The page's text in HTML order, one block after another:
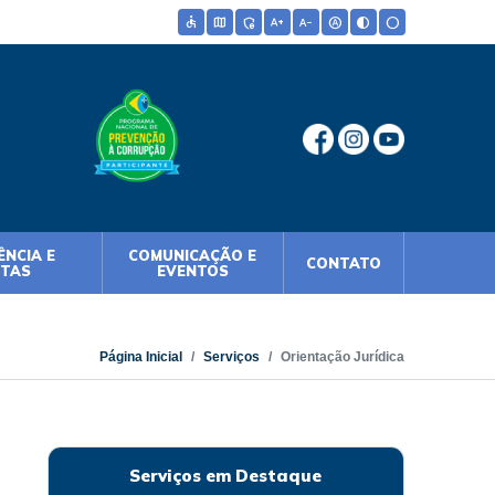
accessible map admin_panel_settings text_increase text_decrease hdr_auto contrast circle
E
COMUNICAÇÃO E
EVENTOS
CONTATO
Página Inicial Serviços Orientação Jurídica
Serviços em Destaque